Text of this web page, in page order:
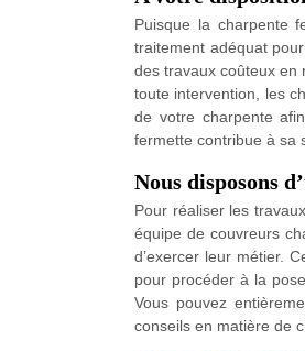
Puisque la charpente
traitement adéquat
des travaux coûteux en
toute intervention, les
de votre charpente
fermette contribue à sa
Nous disposons
Pour réaliser les
équipe de couvreurs
d’exercer leur métier.
pour procéder à la
Vous pouvez
conseils en matière de